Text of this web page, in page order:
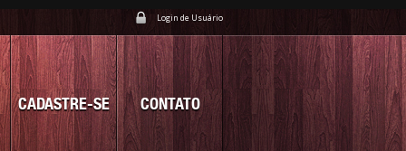
Login de Usuário
CONTATO
CADASTRE-SE